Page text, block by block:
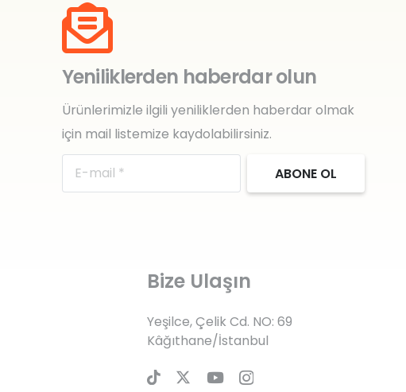
Yeniliklerden haberdar olun
Ürünlerimizle ilgili yeniliklerden haberdar olmak
için mail listemize kaydolabilirsiniz.
ABONE OL
Bize Ulaşın
Yeşilce, Çelik Cd. NO: 69
Kâğıthane/İstanbul